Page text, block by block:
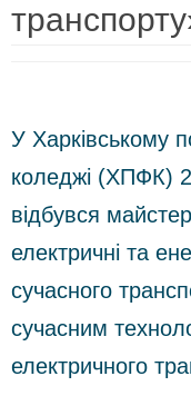
У Харківському
коледжі (ХПФК)
відбувся
електричні та
сучасного
сучасним
електричного